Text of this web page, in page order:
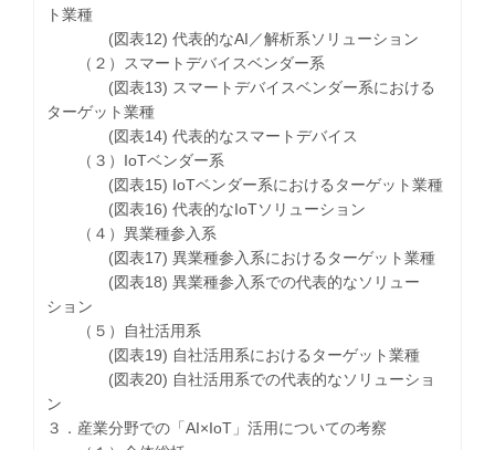
ト業種
(図表12) 代表的なAI／解析系ソリューション
（２）スマートデバイスベンダー系
(図表13) スマートデバイスベンダー系における
ターゲット業種
(図表14) 代表的なスマートデバイス
（３）IoTベンダー系
(図表15) IoTベンダー系におけるターゲット業種
(図表16) 代表的なIoTソリューション
（４）異業種参入系
(図表17) 異業種参入系におけるターゲット業種
(図表18) 異業種参入系での代表的なソリュー
ション
（５）自社活用系
(図表19) 自社活用系におけるターゲット業種
(図表20) 自社活用系での代表的なソリューショ
ン
３．産業分野での「AI×IoT」活用についての考察